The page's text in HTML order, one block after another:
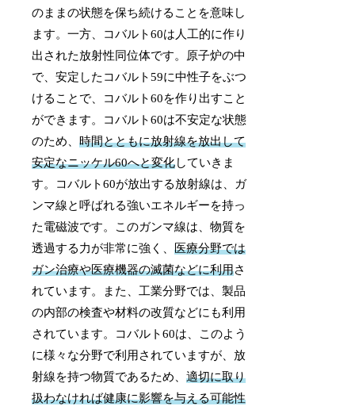
のままの状態を保ち続けることを意味し
ます。一方、コバルト60は人工的に作り
出された放射性同位体です。原子炉の中
で、安定したコバルト59に中性子をぶつ
けることで、コバルト60を作り出すこと
ができます。コバルト60は不安定な状態
のため、時間とともに放射線を放出して
安定なニッケル60へと変化していきま
す。コバルト60が放出する放射線は、ガ
ンマ線と呼ばれる強いエネルギーを持っ
た電磁波です。このガンマ線は、物質を
透過する力が非常に強く、医療分野では
ガン治療や医療機器の滅菌などに利用さ
れています。また、工業分野では、製品
の内部の検査や材料の改質などにも利用
されています。コバルト60は、このよう
に様々な分野で利用されていますが、放
射線を持つ物質であるため、適切に取り
扱わなければ健康に影響を与える可能性